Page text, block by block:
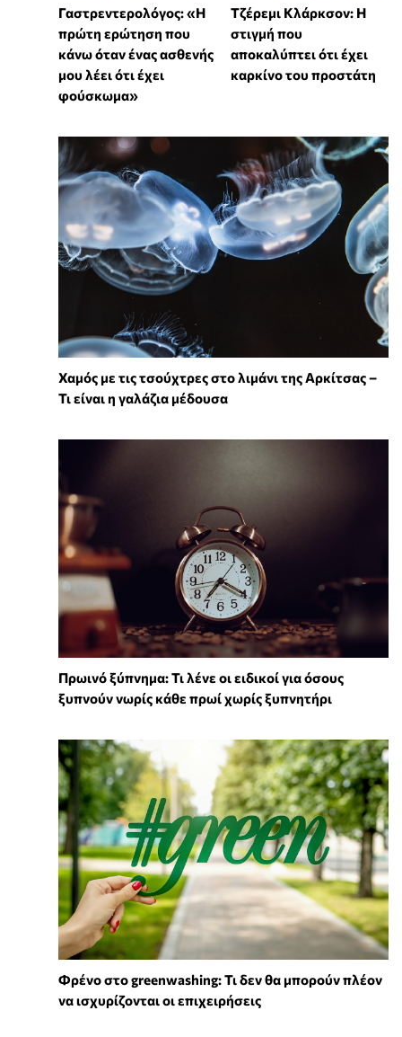
Γαστρεντερολόγος: «Η
πρώτη ερώτηση που
κάνω όταν ένας ασθενής
μου λέει ότι έχει
φούσκωμα»
Τζέρεμι Κλάρκσον: Η
στιγμή που
αποκαλύπτει ότι έχει
καρκίνο του προστάτη
Χαμός με τις τσούχτρες στο λιμάνι της Αρκίτσας –
Τι είναι η γαλάζια μέδουσα
Πρωινό ξύπνημα: Τι λένε οι ειδικοί για όσους
ξυπνούν νωρίς κάθε πρωί χωρίς ξυπνητήρι
Φρένο στο greenwashing: Τι δεν θα μπορούν πλέον
να ισχυρίζονται οι επιχειρήσεις